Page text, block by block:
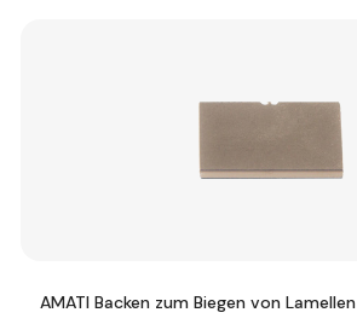
AMATI Backen zum Biegen von Lamellen